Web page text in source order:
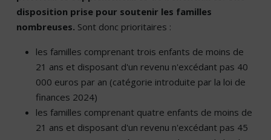
disposition prise pour soutenir les familles
nombreuses. Sont donc prioritaires :
les familles comprenant trois enfants de moins de
21 ans et disposant d'un revenu n'excédant pas 40
000 euros par an (catégorie introduite par la loi de
finances 2024)
les familles comprenant quatre enfants de moins de
21 ans et disposant d'un revenu n'excédant pas 45